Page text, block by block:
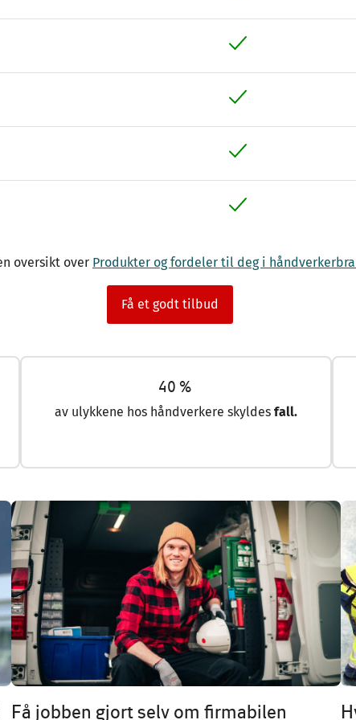
oversikt over Produkter og fordeler til deg i
Få et godt tilbud
40 %
av ulykkene hos håndverkere skyldes fall.
Image
Få jobben gjort selv om firmabilen